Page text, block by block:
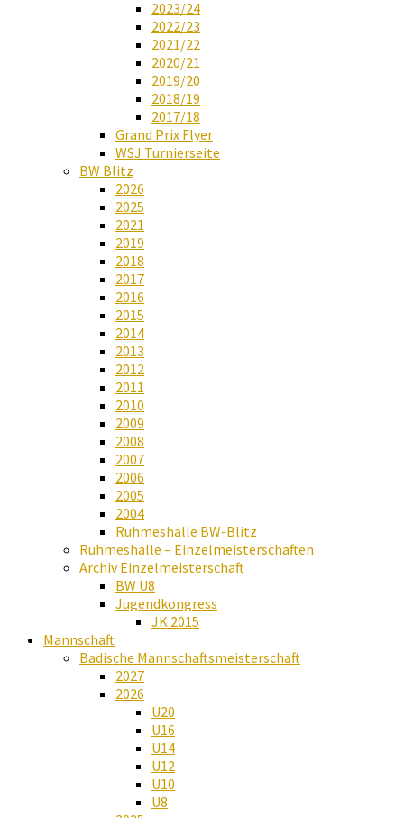
2023/24
2022/23
2021/22
2020/21
2019/20
2018/19
2017/18
Grand Prix Flyer
WSJ Turnierseite
BW Blitz
2026
2025
2021
2019
2018
2017
2016
2015
2014
2013
2012
2011
2010
2009
2008
2007
2006
2005
2004
Ruhmeshalle BW-Blitz
Ruhmeshalle – Einzelmeisterschaften
Archiv Einzelmeisterschaft
BW U8
Jugendkongress
JK 2015
Mannschaft
Badische Mannschaftsmeisterschaft
2027
2026
U20
U16
U14
U12
U10
U8